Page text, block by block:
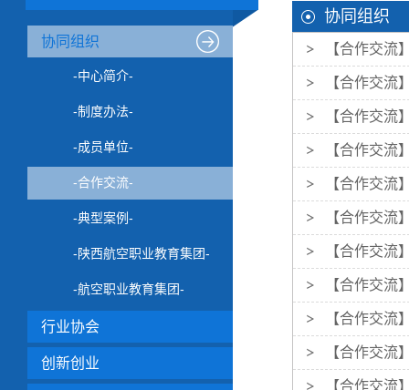
协同组织
-中心简介-
-制度办法-
-成员单位-
-合作交流-
-典型案例-
-陕西航空职业教育集团-
-航空职业教育集团-
行业协会
创新创业
协同组织
【合作交流
【合作交流
【合作交流
【合作交流
【合作交流
【合作交流
【合作交流
【合作交流
【合作交流
【合作交流
【合作交流